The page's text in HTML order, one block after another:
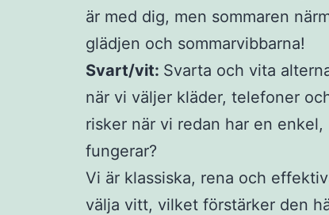
är med dig, men sommaren
glädjen och sommarvibbarna!
Svart/vit: Svarta och vita
när vi väljer kläder, telefoner
risker när vi redan har en
fungerar?
Vi är klassiska, rena och
välja vitt, vilket förstärker den